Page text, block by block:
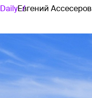
DailyЕвгений Ассесеров